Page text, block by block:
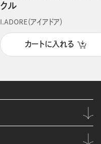
クル
I.ADORE（アイアドア）
カートに入れる